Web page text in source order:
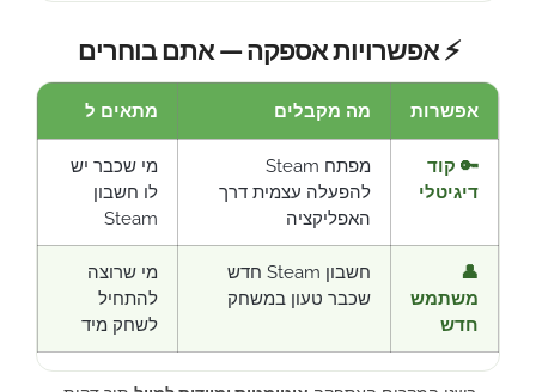
⚡ אפשרויות אספקה — אתם בוחרים
אפשרות מה מקבלים מתאים ל
🔑 קוד
דיגיטלי
מפתח Steam
להפעלה עצמית דרך
האפליקציה
מי שכבר יש
לו חשבון
Steam
👤
משתמש
חדש
חשבון Steam חדש
שכבר טעון במשחק
מי שרוצה
להתחיל
לשחק מיד